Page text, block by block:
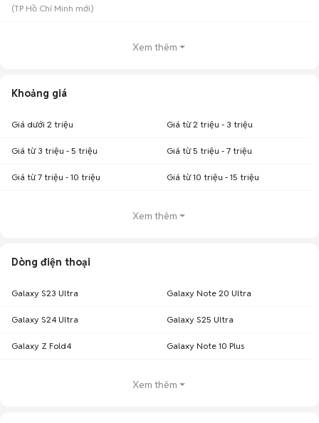
(TP Hồ Chí Minh mới)
Xem thêm
Khoảng giá
Giá dưới 2 triệu Giá từ 2 triệu - 3 triệu
Giá từ 3 triệu - 5 triệu Giá từ 5 triệu - 7 triệu
Giá từ 7 triệu - 10 triệu Giá từ 10 triệu - 15 triệu
Xem thêm
Dòng điện thoại
Galaxy S23 Ultra Galaxy Note 20 Ultra
Galaxy S24 Ultra Galaxy S25 Ultra
Galaxy Z Fold4 Galaxy Note 10 Plus
Xem thêm